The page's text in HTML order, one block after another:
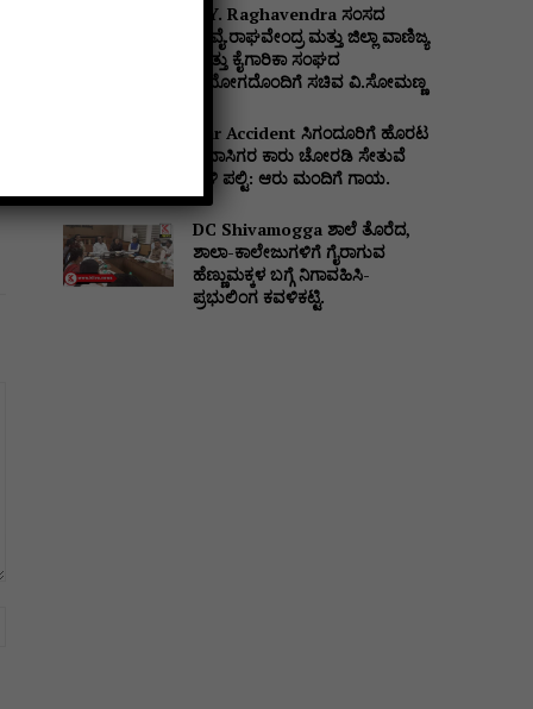
B.Y. Raghavendra ಸಂಸದ
ಬಿ.ವೈ.ರಾಘವೇಂದ್ರ ಮತ್ತು ಜಿಲ್ಲಾ ವಾಣಿಜ್ಯ
ಮತ್ತು ಕೈಗಾರಿಕಾ ಸಂಘದ
ನಿಯೋಗದೊಂದಿಗೆ ಸಚಿವ ವಿ‌.ಸೋಮಣ್ಣ
Car Accident ಸಿಗಂದೂರಿಗೆ ಹೊರಟ
ಪ್ರವಾಸಿಗರ ಕಾರು ಚೋರಡಿ ಸೇತುವೆ
ಬಳಿ ಪಲ್ಟಿ: ಆರು ಮಂದಿಗೆ ಗಾಯ.
DC Shivamogga ಶಾಲೆ ತೊರೆದ,
ಶಾಲಾ-ಕಾಲೇಜುಗಳಿಗೆ ಗೈರಾಗುವ
ಹೆಣ್ಣುಮಕ್ಕಳ ಬಗ್ಗೆ ನಿಗಾವಹಿಸಿ-
ಪ್ರಭುಲಿಂಗ ಕವಳಿಕಟ್ಟಿ.